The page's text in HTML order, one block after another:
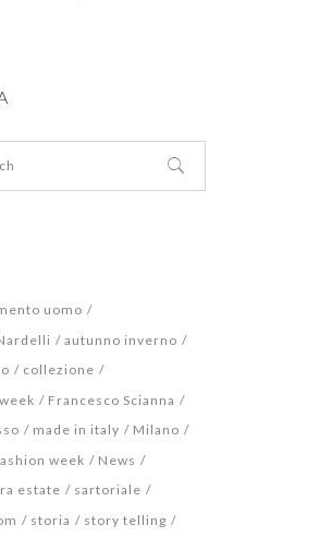
uomo
autunno inverno
collezione
Francesco Scianna
made in italy
Milano
week
News
estate
sartoriale
storia
story telling